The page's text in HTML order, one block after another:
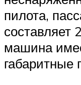
пилота,
составляет
машина
габаритные